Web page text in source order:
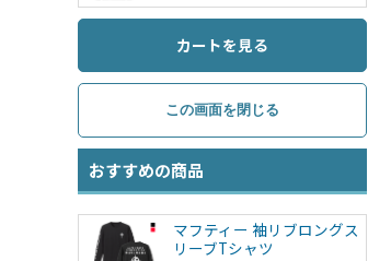
カートを見る
おすすめの商品
マフティー 袖リブロングス
リーブTシャツ